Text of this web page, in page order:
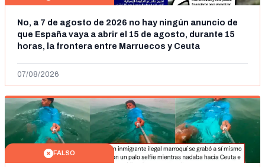
No, a 7 de agosto de 2026 no hay ningún anuncio de
que España vaya a abrir el 15 de agosto, durante 15
horas, la frontera entre Marruecos y Ceuta
07/08/2026
FALSO